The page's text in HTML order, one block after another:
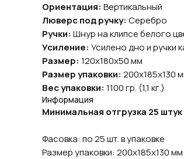
Ориентация: Вертикальный
Люверс под ручку: Серебро
Ручки: Шнур на клипсе белого
Усиление: Усилено дно и ручки
Размер: 120х180х50 мм
Размер упаковки: 200х185х130
Вес упаковки: 1100 гр. (1,1 кг.)
Информация
Минимальная отгрузка 25 штук
Фасовка: по 25 шт. в упаковке
Размер упаковки: 200х185х130 мм